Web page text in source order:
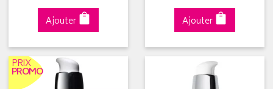
Ajouter Ajouter
PRIX
PROMO